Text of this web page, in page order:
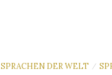
SPRACHEN DER WELT /